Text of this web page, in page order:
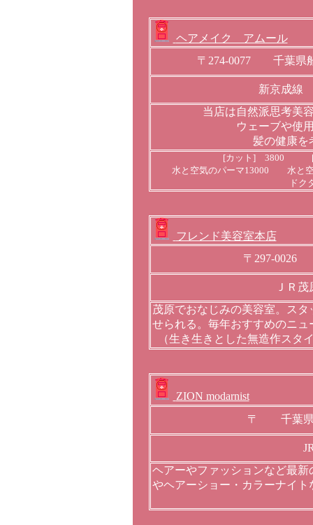
ヘアメイク アムール
〒274-0077 千葉県
新京成線
当店は自然派思考美
ウェーブや使
髪の健康を
[カット] 3800 [
水と空気のパーマ13000 水と
ドク
フレンド美容室本店
〒297-0026
ＪＲ
茂原でおなじみの美容室。ス
せられる。毎年おすすめのニ
（生き生きとした無造作ス
ZION modarnist
〒 千葉県
ヘアーやファッションなど最
やヘアーショー・カラーナイ